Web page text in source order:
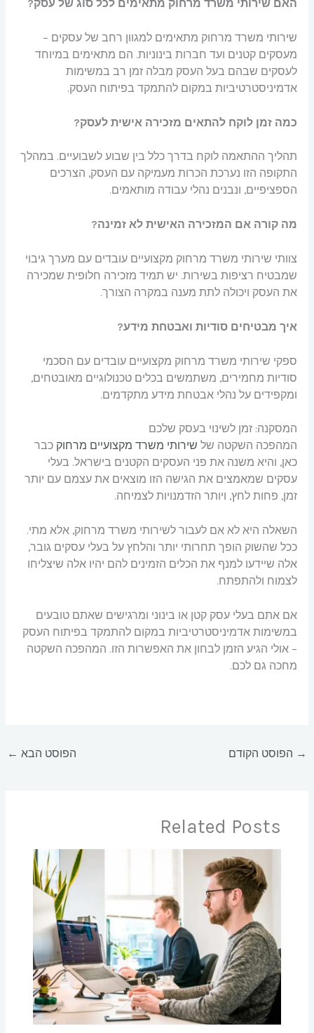
האם שירותי משרד מרחוק מתאימים לכל סוג של עסק?
שירותי משרד מרחוק מתאימים למגוון רחב של עסקים –
מעסקים קטנים ועד חברות בינוניות. הם מתאימים במיוחד
לעסקים שבהם בעל העסק מבלה זמן רב במשימות
אדמיניסטרטיביות במקום להתמקד בפיתוח העסק.
כמה זמן לוקח להתאים מזכירה אישית לעסק?
תהליך ההתאמה לוקח בדרך כלל בין שבוע לשבועיים. במהלך
התקופה הזו נערכת הכרות מעמיקה עם העסק, הצרכים
הספציפיים, ונבנים נהלי עבודה מותאמים.
מה קורה אם המזכירה האישית לא זמינה?
צוותי שירותי משרד מרחוק מקצועיים עובדים עם מערך גיבוי
שמבטיח רציפות בשירות. יש תמיד מזכירה חלופית שמכירה
את העסק ויכולה לתת מענה במקרה הצורך.
איך מבטיחים סודיות ואבטחת מידע?
ספקי שירותי משרד מרחוק מקצועיים עובדים עם הסכמי
סודיות מחמירים, משתמשים בכלים טכנולוגיים מאובטחים,
ומקפידים על נהלי אבטחת מידע מתקדמים.
המסקנה: זמן לשינוי בעסק שלכם
המהפכה השקטה של שירותי משרד מקצועיים מרחוק כבר
כאן, והיא משנה את פני העסקים הקטנים בישראל. בעלי
עסקים שמאמצים את הגישה הזו מוצאים את עצמם עם יותר
זמן, פחות לחץ, ויותר הזדמנויות לצמיחה.
השאלה היא לא אם לעבור לשירותי משרד מרחוק, אלא מתי.
ככל שהשוק הופך תחרותי יותר והלחץ על בעלי עסקים גובר,
אלה שיידעו למנף את הכלים הזמינים להם יהיו אלה שיצליחו
לצמוח ולהתפתח.
אם אתם בעלי עסק קטן או בינוני ומרגישים שאתם טובעים
במשימות אדמיניסטרטיביות במקום להתמקד בפיתוח העסק
– אולי הגיע הזמן לבחון את האפשרות הזו. המהפכה השקטה
מחכה גם לכם.
→ הפוסט הקודם הפוסט הבא ←
Related Posts